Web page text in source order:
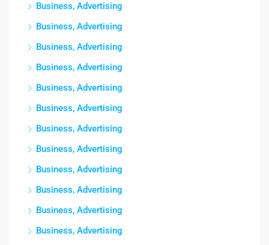
Business, Advertising
Business, Advertising
Business, Advertising
Business, Advertising
Business, Advertising
Business, Advertising
Business, Advertising
Business, Advertising
Business, Advertising
Business, Advertising
Business, Advertising
Business, Advertising